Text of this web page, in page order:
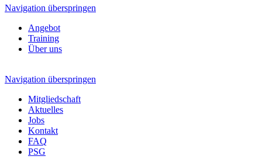
Navigation überspringen
Angebot
Training
Über uns
Navigation überspringen
Mitgliedschaft
Aktuelles
Jobs
Kontakt
FAQ
PSG